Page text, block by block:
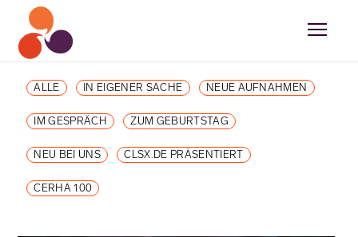
ALLE IN EIGENER SACHE NEUE AUFNAHMEN
IM GESPRÄCH ZUM GEBURTSTAG
NEU BEI UNS CLSX.DE PRÄSENTIERT
CERHA 100